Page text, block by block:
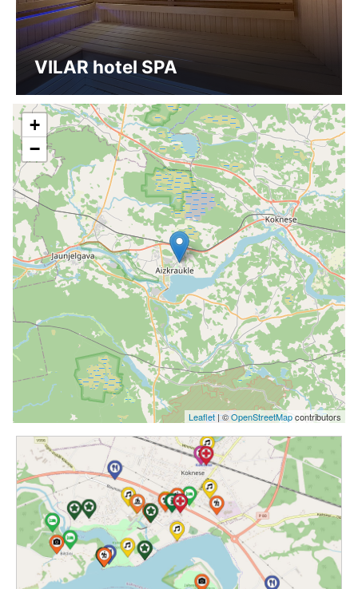
VILAR hotel SPA
+
−
Leaflet| ©OpenStreetMapcontributors